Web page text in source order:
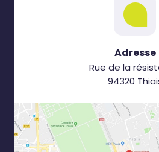
Adresse
Rue de la
94320